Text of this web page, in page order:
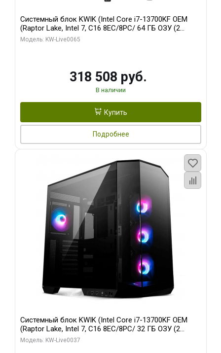
Системный блок KWIK (Intel Core i7-13700KF OEM
(Raptor Lake, Intel 7, C16 8EC/8PC/ 64 ГБ ОЗУ (2
модуля)/ ASUS RTX5080 PROART OC 16GB GDDR7
Модель: KW-Live0065
318 508 руб.
В наличии
Купить
Подробнее
Системный блок KWIK (Intel Core i7-13700KF OEM
(Raptor Lake, Intel 7, C16 8EC/8PC/ 32 ГБ ОЗУ (2
модуля)/ Gigabyte RTX5070 AERO OC 12GB GDDR7
Модель: KW-Live0037